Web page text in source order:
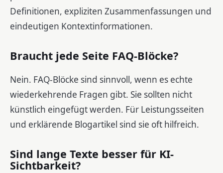
Definitionen, expliziten Zusammenfassungen und
eindeutigen Kontextinformationen.
Braucht jede Seite FAQ-Blöcke?
Nein. FAQ-Blöcke sind sinnvoll, wenn es echte
wiederkehrende Fragen gibt. Sie sollten nicht
künstlich eingefügt werden. Für Leistungsseiten
und erklärende Blogartikel sind sie oft hilfreich.
Sind lange Texte besser für KI-
Sichtbarkeit?